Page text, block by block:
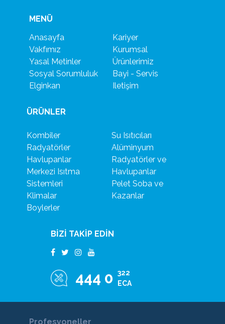
MENÜ
Anasayfa
Vakfımız
Yasal Metinler
Sosyal Sorumluluk
Elginkan
Kariyer
Kurumsal
Ürünlerimiz
Bayi - Servis
Iletişim
ÜRÜNLER
Kombiler
Radyatörler
Havlupanlar
Merkezi Isıtma
Sistemleri
Klimalar
Boylerler
Su Isıtıcıları
Alüminyum
Radyatörler ve
Havlupanlar
Pelet Soba ve
Kazanlar
BİZİ TAKİP EDİN
444 0
322
ECA
Profesyoneller